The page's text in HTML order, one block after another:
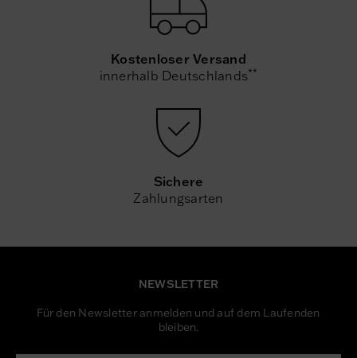
Kostenloser Versand
innerhalb Deutschlands**
Sichere
Zahlungsarten
NEWSLETTER
Für den Newsletter anmelden und auf dem Laufenden
bleiben.